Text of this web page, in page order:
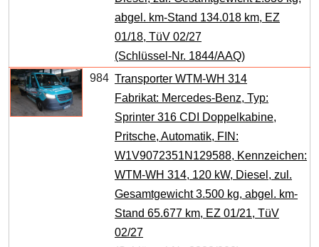
abgel. km-Stand 134.018 km, EZ
01/18, TüV 02/27
(Schlüssel-Nr. 1844/AAQ)
984 Transporter WTM-WH 314
Fabrikat: Mercedes-Benz, Typ:
Sprinter 316 CDI Doppelkabine,
Pritsche, Automatik, FIN:
W1V9072351N129588, Kennzeichen:
WTM-WH 314, 120 kW, Diesel, zul.
Gesamtgewicht 3.500 kg, abgel. km-
Stand 65.677 km, EZ 01/21, TüV
02/27